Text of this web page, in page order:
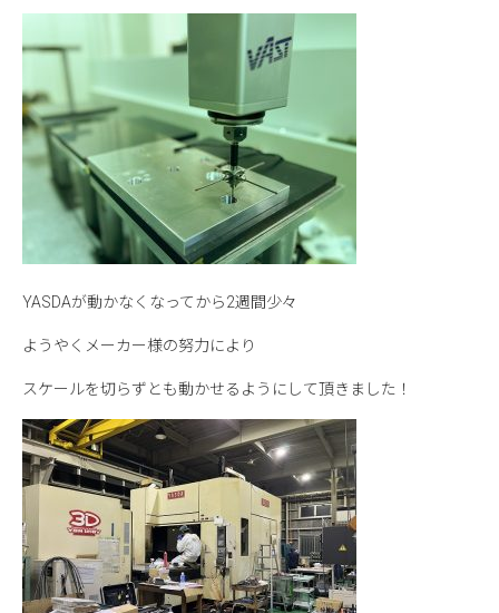
YASDAが動かなくなってから2週間少々
ようやくメーカー様の努力により
スケールを切らずとも動かせるようにして頂きました！